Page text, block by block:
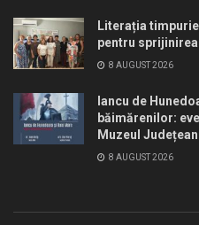
Literația
pentru
8 AUGUST 2026
Iancu de
băimărenilor:
Muzeul Județean
8 AUGUST 2026